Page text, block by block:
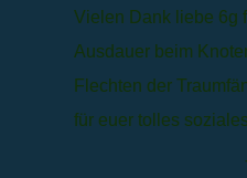
Vielen Dank liebe 6g
Ausdauer beim
Flechten der
für euer tolles